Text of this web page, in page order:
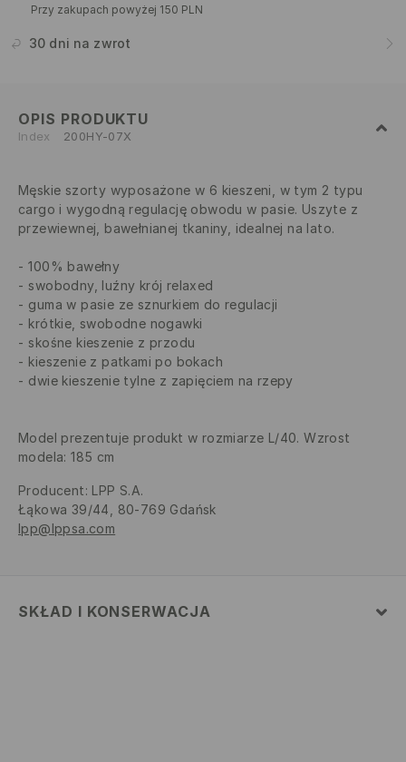
Przy zakupach powyżej 150 PLN
30 dni na zwrot
OPIS PRODUKTU
Index 200HY-07X
Męskie szorty wyposażone w 6 kieszeni, w tym 2 typu
cargo i wygodną regulację obwodu w pasie. Uszyte z
przewiewnej, bawełnianej tkaniny, idealnej na lato.
100% bawełny
swobodny, luźny krój relaxed
guma w pasie ze sznurkiem do regulacji
krótkie, swobodne nogawki
skośne kieszenie z przodu
kieszenie z patkami po bokach
dwie kieszenie tylne z zapięciem na rzepy
Model prezentuje produkt w rozmiarze L/40. Wzrost
modela: 185 cm
Producent: LPP S.A.
Łąkowa 39/44, 80-769 Gdańsk
lpp@lppsa.com
SKŁAD I KONSERWACJA